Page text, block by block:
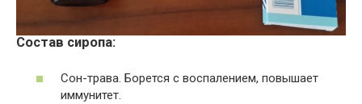
Состав сиропа:
Сон-трава. Борется с воспалением, повышает
иммунитет.